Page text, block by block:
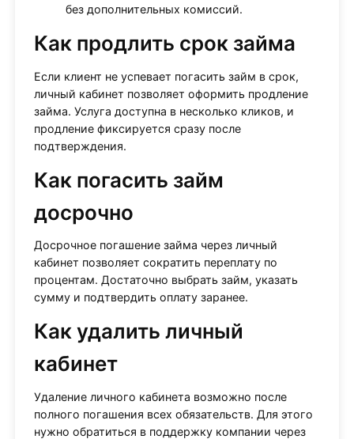
без дополнительных комиссий.
Как продлить срок займа
Если клиент не успевает погасить займ в срок,
личный кабинет позволяет оформить продление
займа. Услуга доступна в несколько кликов, и
продление фиксируется сразу после
подтверждения.
Как погасить займ
досрочно
Досрочное погашение займа через личный
кабинет позволяет сократить переплату по
процентам. Достаточно выбрать займ, указать
сумму и подтвердить оплату заранее.
Как удалить личный
кабинет
Удаление личного кабинета возможно после
полного погашения всех обязательств. Для этого
нужно обратиться в поддержку компании через